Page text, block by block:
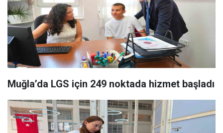
Muğla’da LGS için 249 noktada hizmet başladı